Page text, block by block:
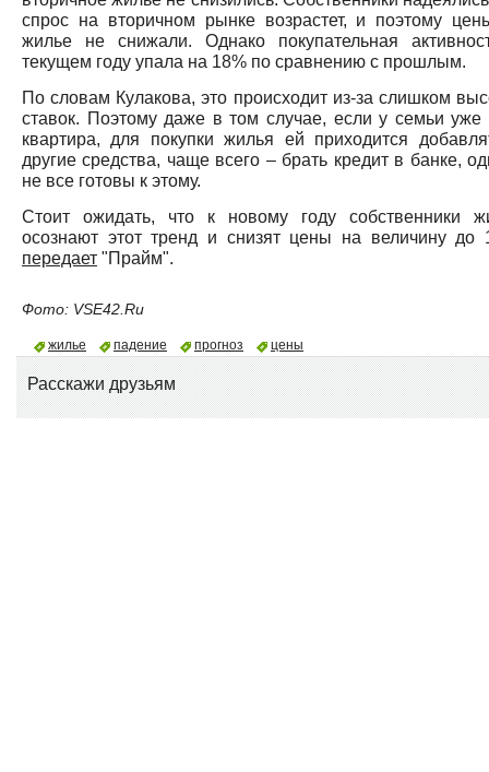
спрос на вторичном рынке возрастет, и поэтому
жилье не снижали. Однако покупательная
текущем году упала на 18% по сравнению с прошлым.
По словам Кулакова, это происходит из-за слишком
ставок. Поэтому даже в том случае, если у семьи уже
квартира, для покупки жилья ей приходится
другие средства, чаще всего – брать кредит в банке,
не все готовы к этому.
Стоит ожидать, что к новому году собственники
осознают этот тренд и снизят цены на величину до
передает "Прайм".
Фото: VSE42.Ru
жилье падение прогноз цены
Расскажи друзьям